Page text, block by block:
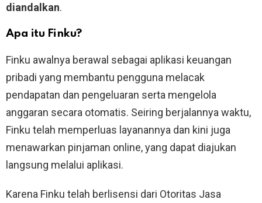
diandalkan.
Apa itu Finku?
Finku awalnya berawal sebagai aplikasi keuangan
pribadi yang membantu pengguna melacak
pendapatan dan pengeluaran serta mengelola
anggaran secara otomatis. Seiring berjalannya waktu,
Finku telah memperluas layanannya dan kini juga
menawarkan pinjaman online, yang dapat diajukan
langsung melalui aplikasi.
Karena Finku telah berlisensi dari Otoritas Jasa